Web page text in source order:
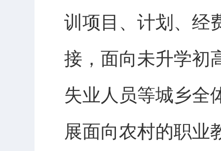
训项目、计划、经
接，面向未升学初
失业人员等城乡全
展面向农村的职业